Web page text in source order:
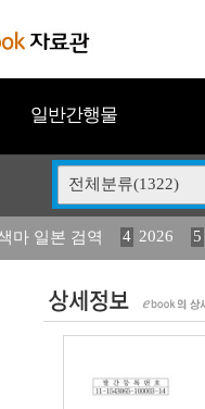
일반간행물
전체분류(1322)
마 일본 검역 4 2026
5
물 도감 13 媛 異 14